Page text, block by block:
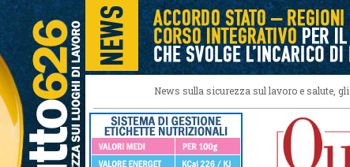
News sulla sicurezza sul lavoro e salute,